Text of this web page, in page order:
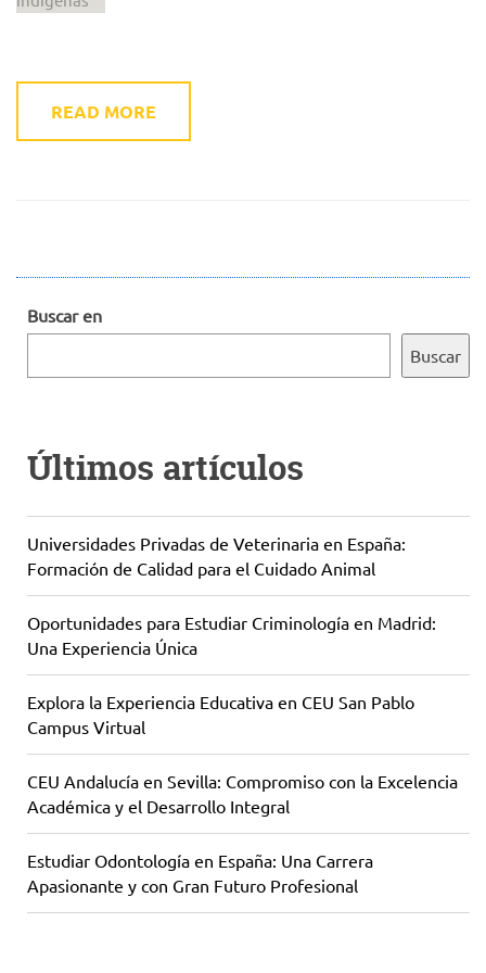
READ MORE
Buscar en
Buscar
Últimos artículos
Universidades Privadas de Veterinaria en España:
Formación de Calidad para el Cuidado Animal
Oportunidades para Estudiar Criminología en Madrid:
Una Experiencia Única
Explora la Experiencia Educativa en CEU San Pablo
Campus Virtual
CEU Andalucía en Sevilla: Compromiso con la Excelencia
Académica y el Desarrollo Integral
Estudiar Odontología en España: Una Carrera
Apasionante y con Gran Futuro Profesional